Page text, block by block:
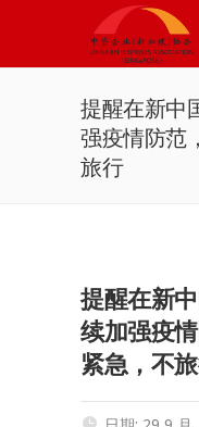
提醒在新中
强疫情防范
旅行
提醒在新
续加强疫
紧急，不